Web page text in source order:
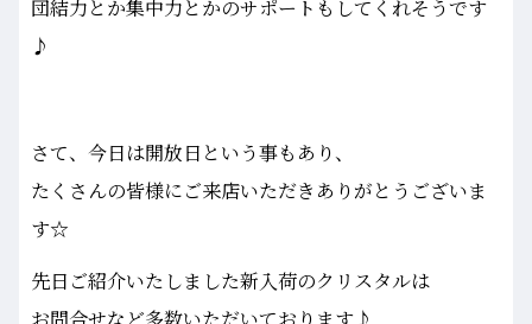
団結力とか集中力とかのサポートもしてくれそうです
♪
さて、今日は開放日という事もあり、
たくさんの皆様にご来店いただきありがとうございま
す☆
先日ご紹介いたしました新入荷のクリスタルは